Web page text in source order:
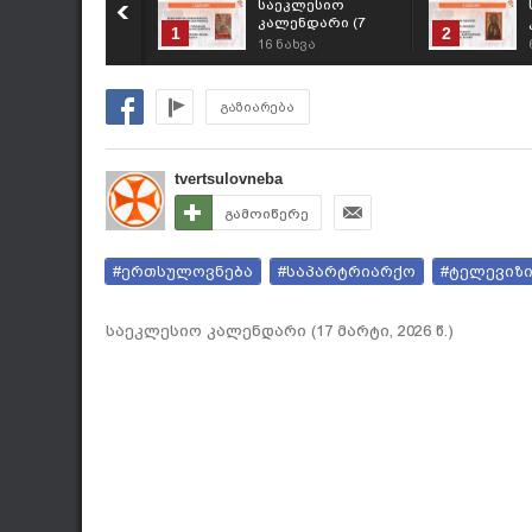
1
საეკლესიო
კალენდარი (7
აგვისტო, 2026 წ.)
16 ნახვა
2
გაზიარება
tvertsulovneba
გამოიწერე
#ერთსულოვნება #საპარტრიარქო
საეკლესიო კალენდარი (17 მარტი, 2026 წ.)